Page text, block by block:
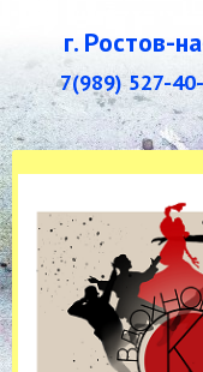
г. Ростов-
7(989) 527-